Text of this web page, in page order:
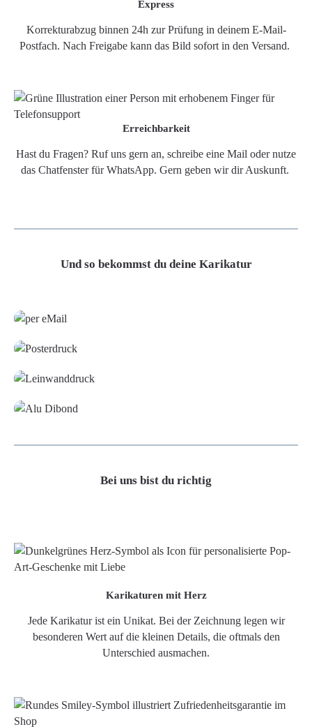
Express
Korrekturabzug binnen 24h zur Prüfung in deinem E-Mail-
Postfach. Nach Freigabe kann das Bild sofort in den Versand.
Erreichbarkeit
Hast du Fragen? Ruf uns gern an, schreibe eine Mail oder nutze
das Chatfenster für WhatsApp. Gern geben wir dir Auskunft.
Und so bekommst du deine Karikatur
Bei uns bist du richtig
Karikaturen mit Herz
Jede Karikatur ist ein Unikat. Bei der Zeichnung legen wir
besonderen Wert auf die kleinen Details, die oftmals den
Unterschied ausmachen.